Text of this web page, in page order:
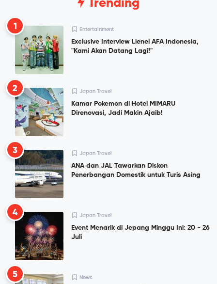
Trending
1 Entertainment
Exclusive Interview Lienel AFA Indonesia,
"Kami Akan Datang Lagi!"
2 Japan Travel
Kamar Pokemon di Hotel MIMARU
Direnovasi, Jadi Makin Ajaib!
3 Japan Travel
ANA dan JAL Tawarkan Diskon
Penerbangan Domestik untuk Turis Asing
4 Japan Travel
Event Menarik di Jepang Minggu Ini: 20 - 26
Juli
5 News